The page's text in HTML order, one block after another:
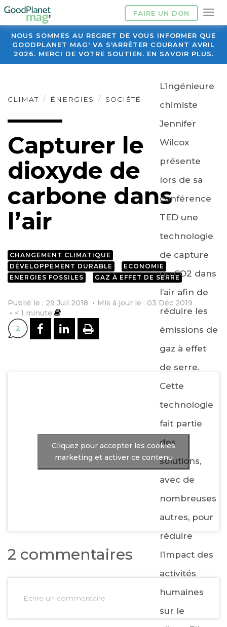
FAIRE UN DON
NOUS SOMMES AU REGRET DE VOUS INFORMER QUE
GOODPLANET MAG' VA S'ARRÊTER COURANT AVRIL
2026. MERCI DE VOTRE SOUTIEN. EN SAVOIR PLUS.
CLIMAT ÉNERGIES SOCIÉTÉ
Capturer le
dioxyde de
carbone dans
l’air
CHANGEMENT CLIMATIQUE
DÉVELOPPEMENT DURABLE
ECONOMIE
ENERGIES FOSSILES
GAZ À EFFET DE SERRE
Publié le : 29 Juil 2018
Mis à jour le : 03 Déc 2019
< 1 minute
2 PARTAGER SUR FACEBOOK
PARTAGER SUR
IMPRIMER
L’ingénieure
chimiste
Jennifer
Wilcox
présente
lors de sa
conférence
TED une
technologie
de capture
du CO2 dans
l’air afin de
réduire les
émissions de
gaz à effet
de serre.
Cette
technologie
fait partie
des
solutions,
avec de
nombreuses
autres, pour
réduire
l’impact des
activités
humaines
sur le
Cliquez pour accepter les cookies
marketing et activer ce contenu
2 commentaires
Ecrire un commentaire